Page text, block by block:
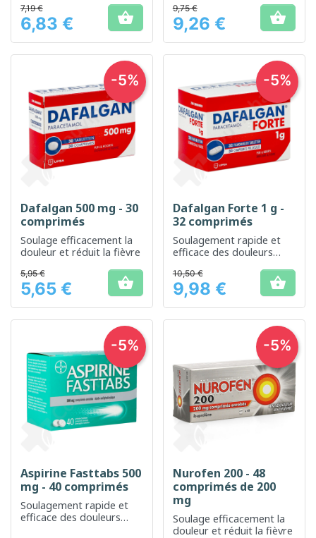
Prix
7,19 €
6,83 €  Prix
9,75 €
9,26 € 
Dafalgan 500 mg - 30
comprimés
Soulage efficacement la
douleur et réduit la fièvre
Prix
5,95 €
5,65 € 
-5%
Dafalgan Forte 1 g -
32 comprimés
Soulagement rapide et
efficace des douleurs
Prix
10,50 €
9,98 € 
-5%
Aspirine Fasttabs 500
mg - 40 comprimés
Soulagement rapide et
efficace des douleurs
-5%
Nurofen 200 - 48
comprimés de 200
mg
Soulage efficacement la
douleur et réduit la fièvre
-5%